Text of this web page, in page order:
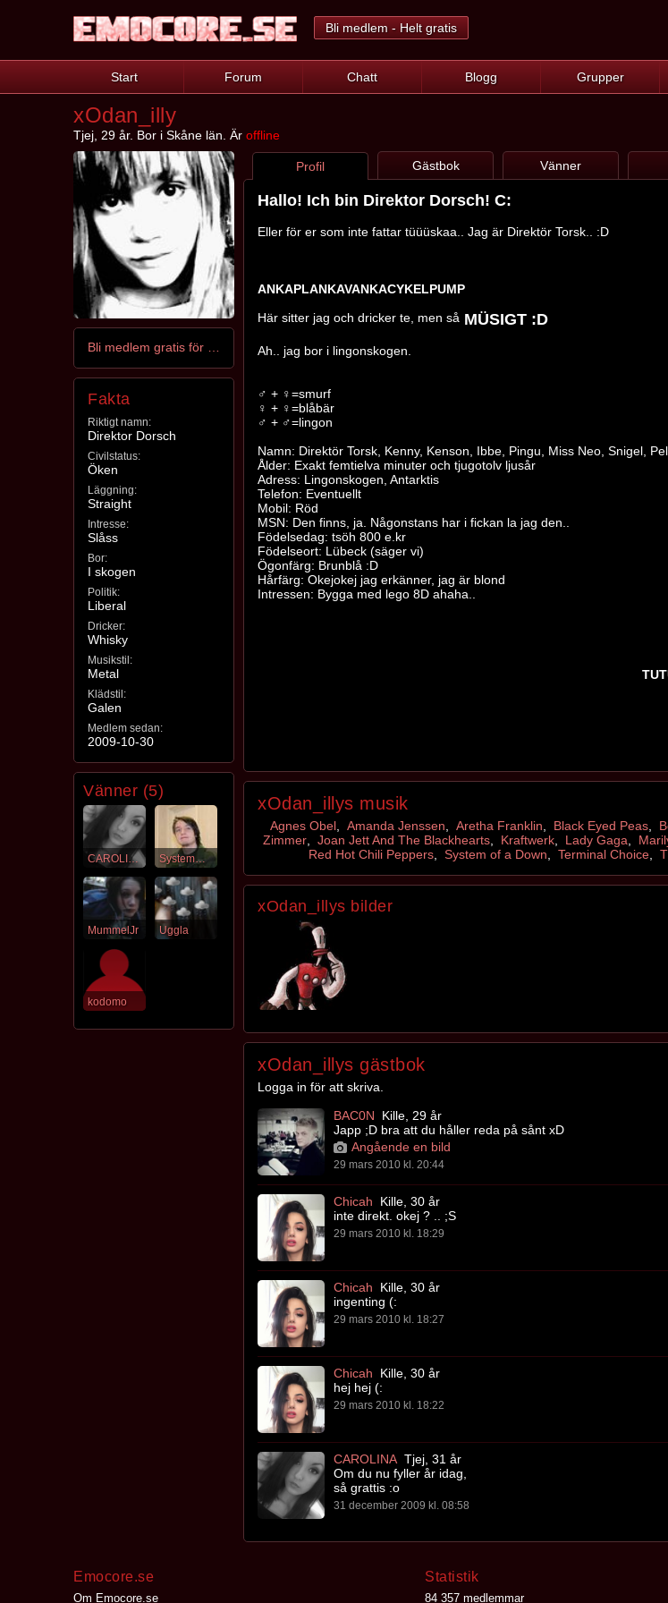
Bli medlem - Helt gratis
Start Forum Chatt Blogg Grupper
xOdan_illy
Tjej, 29 år. Bor i Skåne län. Är offline
Fakta
Riktigt namn:
Direktor Dorsch
Civilstatus:
Öken
Läggning:
Straight
Intresse:
Slåss
Bor:
I skogen
Politik:
Liberal
Dricker:
Whisky
Musikstil:
Metal
Klädstil:
Galen
Medlem sedan:
2009-10-30
Vänner (5)
CAROLINA SystemMeltdown
MummelJr Uggla
kodomo
Profil Gästbok Vänner
Hallo! Ich bin Direktor Dorsch! C:
Eller för er som inte fattar tüüüskaa.. Jag är Direktör Torsk.. :D
ANKAPLANKAVANKACYKELPUMP
Här sitter jag och dricker te, men så MÜSIGT :D
Ah.. jag bor i lingonskogen.
♂ + ♀=smurf
♀ + ♀=blåbär
♂ + ♂=lingon
Namn: Direktör Torsk, Kenny, Kenson, Ibbe, Pingu, Miss Neo, Snigel,
Ålder: Exakt femtielva minuter och tjugotolv ljusår
Adress: Lingonskogen, Antarktis
Telefon: Eventuellt
Mobil: Röd
MSN: Den finns, ja. Någonstans har i fickan la jag den..
Födelsedag: tsöh 800 e.kr
Födelseort: Lübeck (säger vi)
Ögonfärg: Brunblå :D
Hårfärg: Okejokej jag erkänner, jag är blond
Intressen: Bygga med lego 8D ahaha..
xOdan_illys musik
Agnes Obel, Amanda Jenssen Aretha Franklin Black Eyed Peas,
Zimmer, Joan Jett And The Blackhearts, Kraftwerk, Lady Gaga
Red Hot Chili Peppers
System of a Down Terminal Choice
xOdan_illys bilder
xOdan_illys gästbok
Logga in för att skriva.
BAC0N
Kille, 29 år
Japp ;D bra att du håller reda på sånt xD
Angående en bild
29 mars 2010 kl. 20:44
Chicah
Kille, 30 år
inte direkt. okej ? .. ;S
29 mars 2010 kl. 18:29
Chicah
Kille, 30 år
ingenting (:
29 mars 2010 kl. 18:27
Chicah
Kille, 30 år
hej hej (:
29 mars 2010 kl. 18:22
CAROLINA Tjej, 31 år
Om du nu fyller år idag,
så grattis :o
31 december 2009 kl. 08:58
Emocore.se
Om Emocore.se
Statistik
84 357 medlemmar